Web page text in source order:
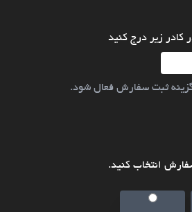
کادر زیر درج کنید
گزینه ثبت سفارش فعال شود.
انتخاب کنید.